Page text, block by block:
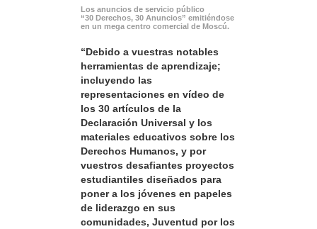
Los anuncios de servicio público
“30 Derechos, 30 Anuncios” emitiéndose
en un mega centro comercial de Moscú.
“Debido a vuestras notables
herramientas de aprendizaje;
incluyendo las
representaciones en vídeo de
los 30 artículos de la
Declaración Universal y los
materiales educativos sobre los
Derechos Humanos, y por
vuestros desafiantes proyectos
estudiantiles diseñados para
poner a los jóvenes en papeles
de liderazgo en sus
comunidades, Juventud por los